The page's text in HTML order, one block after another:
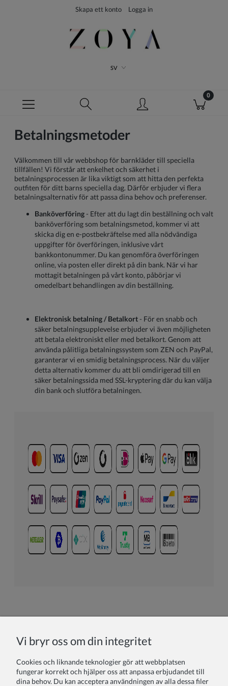
Skapa ett konto Logga in
SV
Betalningsmetoder
Välkommen till vår webbshop för barnkläder till speciella
tillfällen! Vi förstår att enkelhet och säkerhet i
betalningsprocessen är lika viktigt som att hitta den perfekta
outfiten för ditt barns speciella dag. Därför erbjuder vi flera
betalningsalternativ för att passa dina behov och preferenser.
Banköverföring - Efter att du lagt din beställning och valt
banköverföring som betalningsmetod, kommer vi att
skicka dig en e-postbekräftelse med alla nödvändiga
uppgifter för överföringen, inklusive vårt
bankkontonummer. Du kan genomföra överföringen
online, via posten eller direkt på din bank. När vi har
mottagit betalningen på vårt konto, påbörjar vi
omedelbart behandlingen av din beställning.
Elektronisk betalning / Betalkort - För en snabb och
säker betalningsupplevelse erbjuder vi även möjligheten
att betala elektroniskt eller med betalkort. Genom att
använda pålitliga betalningssystem som ZEN och PayPal,
garanterar vi en smidig betalningsprocess. När du väljer
detta alternativ kommer du att bli omdirigerad till en
säker betalningssida med SSL-kryptering där du kan välja
din bank och slutföra betalningen.
betalningsprocessen, tveka inte att kontakta oss. Vår kundtjänst
står redo att hjälpa dig med alla dina behov.
Vi ser fram emot att hjälpa dig att göra din speciella dag ännu
mer minnesvärd med vår exklusiva kollektion av barnkläder.
Vi bryr oss om din integritet
Cookies och liknande teknologier gör att webbplatsen
fungerar korrekt och hjälper oss att anpassa erbjudandet till
dina behov. Du kan acceptera användningen av alla dessa filer